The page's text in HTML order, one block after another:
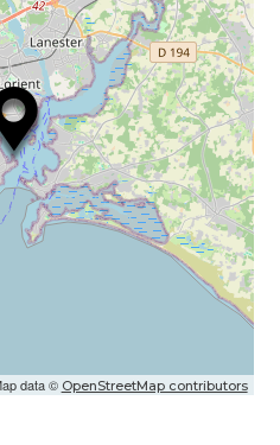
en août.
data © OpenStreetMap contributors